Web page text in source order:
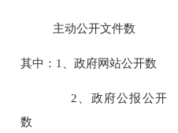
主动公开文件数
其中：1、政府网站公开数
2、政府公报公开
数